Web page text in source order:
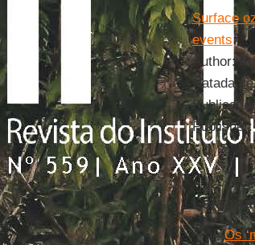
Surface
events
Author:
Hatada
Leia
Os